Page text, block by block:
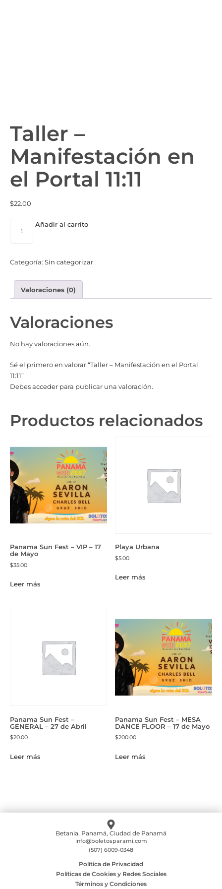
Taller –
Manifestación en
el Portal 11:11
$22.00
Añadir al carrito
Categoría: Sin categorizar
Valoraciones (0)
Valoraciones
No hay valoraciones aún.
Sé el primero en valorar “Taller – Manifestación en el Portal
11:11”
Debesacceder para publicar una valoración.
Productos relacionados
Panama Sun Fest – VIP – 17
de Mayo
$35.00
Leer más
Playa Urbana
$5.00
Leer más
Panama Sun Fest –
GENERAL – 27 de Abril
$20.00
Leer más
Panama Sun Fest – MESA
DANCE FLOOR – 17 de Mayo
$200.00
Leer más
Betania, Panamá, Ciudad de Panamá
info@boletosparami.com
(507) 6009-0348
Política de Privacidad
Políticas de Cookies y Redes Sociales
Términos y Condiciones